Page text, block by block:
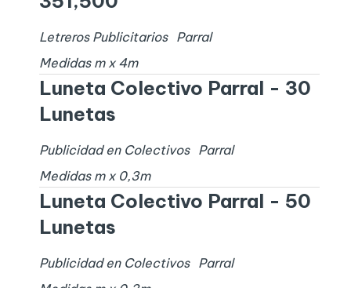
Letreros Publicitarios
Parral
Medidas m x 4m
Luneta Colectivo Parral - 30
Lunetas
Publicidad en Colectivos
Parral
Medidas m x 0,3m
Luneta Colectivo Parral - 50
Lunetas
Publicidad en Colectivos
Parral